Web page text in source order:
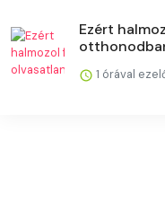
Ezért
1 órával